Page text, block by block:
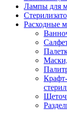
Лампы для
Расходные